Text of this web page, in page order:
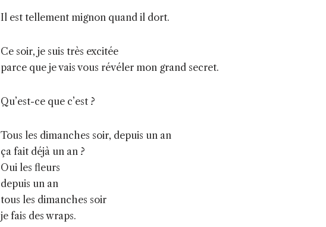
Il est tellement mignon quand il dort.
Ce soir, je suis très excitée
parce que je vais vous révéler mon grand secret.
Qu’est-ce que c’est ?
Tous les dimanches soir, depuis un an
ça fait déjà un an ?
Oui les fleurs
depuis un an
tous les dimanches soir
je fais des wraps.